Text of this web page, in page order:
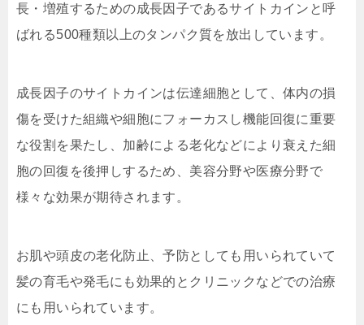
長・増殖するための成長因子であるサイトカインと呼
ばれる500種類以上のタンパク質を放出しています。
成長因子のサイトカインは伝達細胞として、体内の損
傷を受けた組織や細胞にフォーカスし機能回復に重要
な役割を果たし、加齢による老化などにより衰えた細
胞の回復を後押しするため、美容分野や医療分野で
様々な効果が期待されます。
お肌や頭皮の老化防止、予防としても用いられていて
髪の育毛や発毛にも効果的とクリニックなどでの治療
にも用いられています。